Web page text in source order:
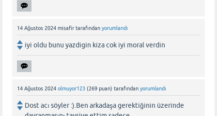
14 Ağustos 2024 misafir tarafından yorumlandı
iyi oldu bunu yazdigin kiza cok iyi moral verdin
14 Ağustos 2024 olmuyor123 (269 puan) tarafından yorumlandı
Dost acı söyler :).Ben arkadaşa gerektiğinin üzerinde